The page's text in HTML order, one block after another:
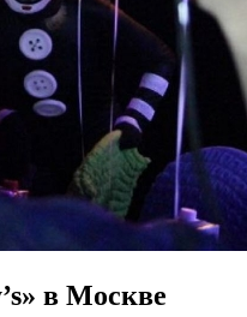
в Москве